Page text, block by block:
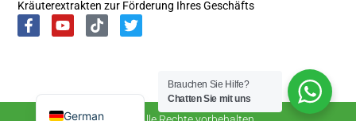
Kräuterextrakten zur Förderung Ihres Geschäfts
Brauchen Sie Hilfe?
Chatten Sie mit uns
German
Italian
Japanese